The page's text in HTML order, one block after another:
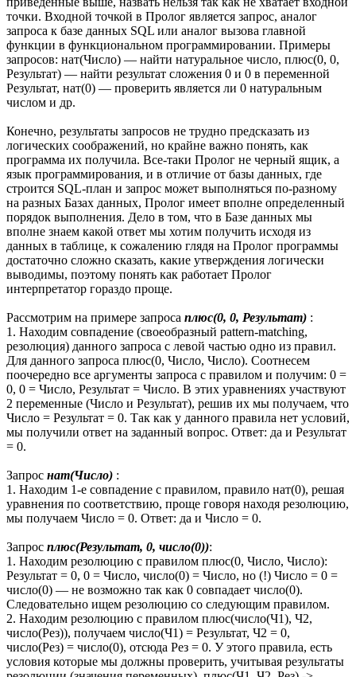
точки. Входной точкой в Пролог является запрос, аналог
запроса к базе данных SQL или аналог вызова главной
функции в функциональном программировании. Примеры
запросов: нат(Число) — найти натуральное число, плюс(0, 0,
Результат) — найти результат сложения 0 и 0 в переменной
Результат, нат(0) — проверить является ли 0 натуральным
числом и др.
Конечно, результаты запросов не трудно предсказать из
логических соображений, но крайне важно понять, как
программа их получила. Все-таки Пролог не черный ящик, а
язык программирования, и в отличие от базы данных, где
строится SQL-план и запрос может выполняться по-разному
на разных Базах данных, Пролог имеет вполне определенный
порядок выполнения. Дело в том, что в Базе данных мы
вполне знаем какой ответ мы хотим получить исходя из
данных в таблице, к сожалению глядя на Пролог программы
достаточно сложно сказать, какие утверждения логически
выводимы, поэтому понять как работает Пролог
интерпретатор гораздо проще.
Рассмотрим на примере запроса плюс(0, 0, Результат) :
1. Находим совпадение (своеобразный pattern-matching,
резолюция) данного запроса с левой частью одно из правил.
Для данного запроса плюс(0, Число, Число). Соотнесем
поочередно все аргументы запроса с правилом и получим: 0 =
0, 0 = Число, Результат = Число. В этих уравнениях участвуют
2 переменные (Число и Результат), решив их мы получаем, что
Число = Результат = 0. Так как у данного правила нет условий,
мы получили ответ на заданный вопрос. Ответ: да и Результат
= 0.
Запрос нат(Число) :
1. Находим 1-е совпадение с правилом, правило нат(0), решая
уравнения по соответствию, проще говоря находя резолюцию,
мы получаем Число = 0. Ответ: да и Число = 0.
Запрос плюс(Результат, 0, число(0)):
1. Находим резолюцию с правилом плюс(0, Число, Число):
Результат = 0, 0 = Число, число(0) = Число, но (!) Число = 0 =
число(0) — не возможно так как 0 совпадает число(0).
Следовательно ищем резолюцию со следующим правилом.
2. Находим резолюцию с правилом плюс(число(Ч1), Ч2,
число(Рез)), получаем число(Ч1) = Результат, Ч2 = 0,
число(Рез) = число(0), отсюда Рез = 0. У этого правила, есть
условия которые мы должны проверить, учитывая результаты